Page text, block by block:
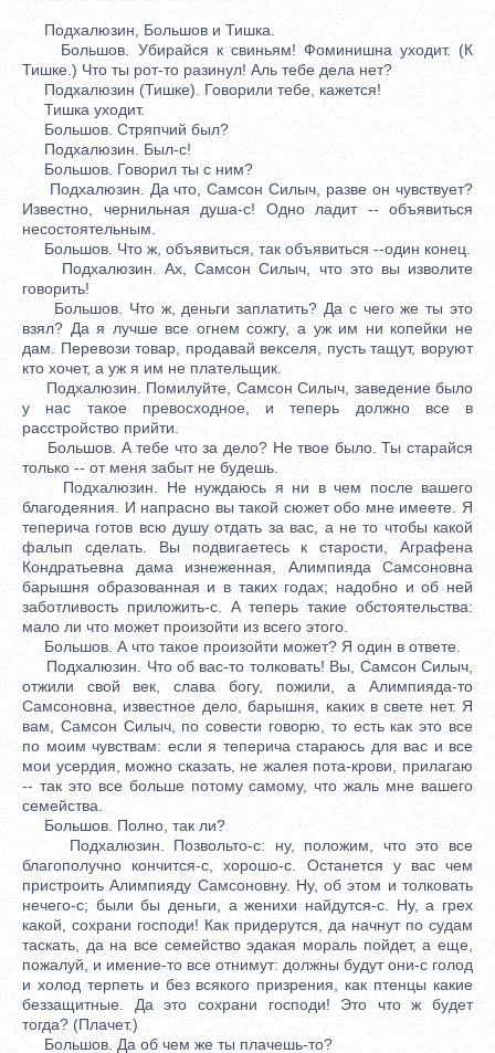
Подхалюзин, Большов и Тишка.
Большов. Убирайся к свиньям! Фоминишна уходит. (К
Тишке.) Что ты рот-то разинул! Аль тебе дела нет?
Подхалюзин (Тишке). Говорили тебе, кажется!
Тишка уходит.
Большов. Стряпчий был?
Подхалюзин. Был-с!
Большов. Говорил ты с ним?
Подхалюзин. Да что, Самсон Силыч, разве он чувствует?
Известно, чернильная душа-с! Одно ладит -- объявиться
несостоятельным.
Большов. Что ж, объявиться, так объявиться --один конец.
Подхалюзин. Ах, Самсон Силыч, что это вы изволите
говорить!
Большов. Что ж, деньги заплатить? Да с чего же ты это
взял? Да я лучше все огнем сожгу, а уж им ни копейки не
дам. Перевози товар, продавай векселя, пусть тащут, воруют
кто хочет, а уж я им не плательщик.
Подхалюзин. Помилуйте, Самсон Силыч, заведение было
у нас такое превосходное, и теперь должно все в
расстройство прийти.
Большов. А тебе что за дело? Не твое было. Ты старайся
только -- от меня забыт не будешь.
Подхалюзин. Не нуждаюсь я ни в чем после вашего
благодеяния. И напрасно вы такой сюжет обо мне имеете. Я
теперича готов всю душу отдать за вас, а не то чтобы какой
фалып сделать. Вы подвигаетесь к старости, Аграфена
Кондратьевна дама изнеженная, Алимпияда Самсоновна
барышня образованная и в таких годах; надобно и об ней
заботливость приложить-с. А теперь такие обстоятельства:
мало ли что может произойти из всего этого.
Большов. А что такое произойти может? Я один в ответе.
Подхалюзин. Что об вас-то толковать! Вы, Самсон Силыч,
отжили свой век, слава богу, пожили, а Алимпияда-то
Самсоновна, известное дело, барышня, каких в свете нет. Я
вам, Самсон Силыч, по совести говорю, то есть как это все
по моим чувствам: если я теперича стараюсь для вас и все
мои усердия, можно сказать, не жалея пота-крови, прилагаю
-- так это все больше потому самому, что жаль мне вашего
семейства.
Большов. Полно, так ли?
Подхалюзин. Позвольто-с: ну, положим, что это все
благополучно кончится-с, хорошо-с. Останется у вас чем
пристроить Алимпияду Самсоновну. Ну, об этом и толковать
нечего-с; были бы деньги, а женихи найдутся-с. Ну, а грех
какой, сохрани господи! Как придерутся, да начнут по судам
таскать, да на все семейство эдакая мораль пойдет, а еще,
пожалуй, и имение-то все отнимут: должны будут они-с голод
и холод терпеть и без всякого призрения, как птенцы какие
беззащитные. Да это сохрани господи! Это что ж будет
тогда? (Плачет.)
Большов. Да об чем же ты плачешь-то?